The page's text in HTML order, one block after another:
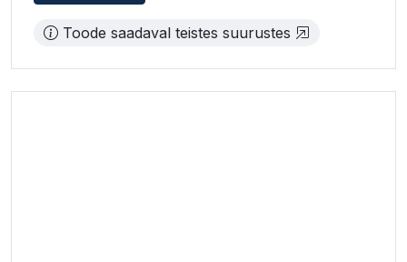
Toode saadaval teistes suurustes